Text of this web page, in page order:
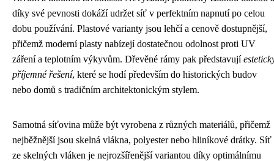
díky své pevnosti dokáží udržet síť v perfektním napnutí po celou
dobu používání. Plastové varianty jsou lehčí a cenově dostupnější,
přičemž moderní plasty nabízejí dostatečnou odolnost proti UV
záření a teplotním výkyvům. Dřevěné rámy pak představují
příjemné řešení, které se hodí především do historických budov
nebo domů s tradičním architektonickým stylem.
Samotná síťovina může být vyrobena z různých materiálů, přičemž
nejběžnější jsou skelná vlákna, polyester nebo hliníkové drátky. Síť
ze skelných vláken je nejrozšířenější variantou díky optimálnímu